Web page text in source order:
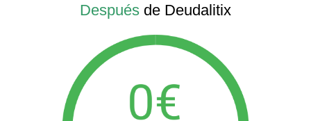
Después de Deudalitix